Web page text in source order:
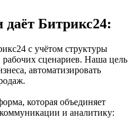
Битрикс24:
с учётом структуры
сценариев. Наша цель
автоматизировать
которая объединяет
и аналитику: